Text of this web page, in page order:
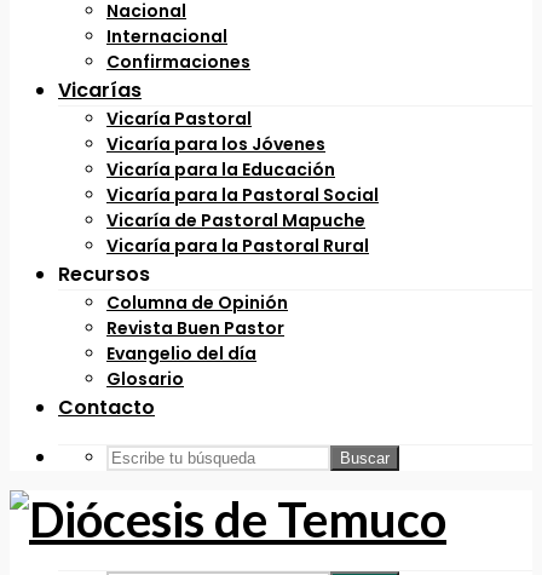
Nacional
Internacional
Confirmaciones
Vicarías
Vicaría Pastoral
Vicaría para los Jóvenes
Vicaría para la Educación
Vicaría para la Pastoral Social
Vicaría de Pastoral Mapuche
Vicaría para la Pastoral Rural
Recursos
Columna de Opinión
Revista Buen Pastor
Evangelio del día
Glosario
Contacto
Buscar